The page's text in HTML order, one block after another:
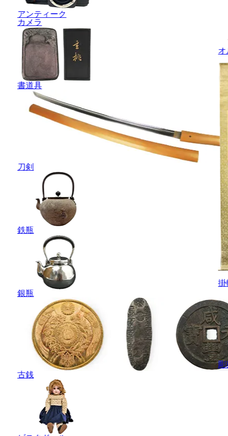
アンティーク
カメラ
書道具
刀剣
鉄瓶
銀瓶
古銭
オ
掛
彫